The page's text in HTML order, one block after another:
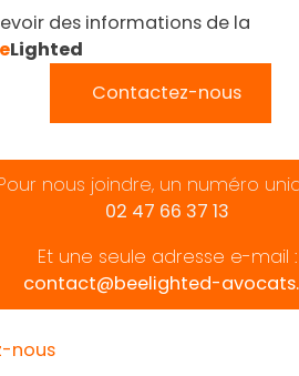
des informations de la
Lighted
Contactez-nous
nous joindre, un numéro
02 47 66 37 13
Et une seule adresse e-mail :
contact@beelighted-
nous